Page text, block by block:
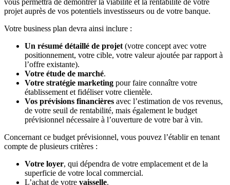
projet auprès de vos potentiels investisseurs ou de votre banque.
Votre business plan devra ainsi inclure :
Un résumé détaillé de projet (votre concept avec votre
positionnement, votre cible, votre valeur ajoutée par rapport à
l’offre existante).
Votre étude de marché.
Votre stratégie marketing pour faire connaître votre
établissement et fidéliser votre clientèle.
Vos prévisions financières avec l’estimation de vos revenus,
de votre seuil de rentabilité, mais également le budget
prévisionnel nécessaire à l’ouverture de votre bar à vin.
Concernant ce budget prévisionnel, vous pouvez l’établir en tenant
compte de plusieurs critères :
Votre loyer, qui dépendra de votre emplacement et de la
superficie de votre local commercial.
L’achat de votre vaisselle.